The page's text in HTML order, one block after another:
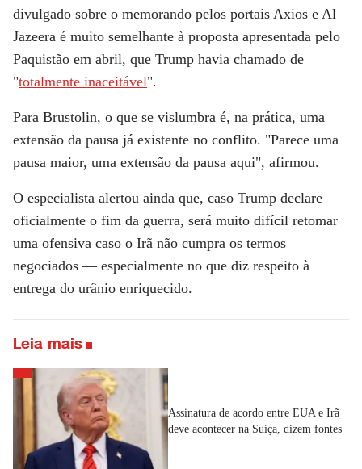
divulgado sobre o memorando pelos portais Axios e Al
Jazeera é muito semelhante à proposta apresentada pelo
Paquistão em abril, que Trump havia chamado de
"totalmente inaceitável".
Para Brustolin, o que se vislumbra é, na prática, uma
extensão da pausa já existente no conflito. "Parece uma
pausa maior, uma extensão da pausa aqui", afirmou.
O especialista alertou ainda que, caso Trump declare
oficialmente o fim da guerra, será muito difícil retomar
uma ofensiva caso o Irã não cumpra os termos
negociados — especialmente no que diz respeito à
entrega do urânio enriquecido.
Leia mais
Assinatura de acordo entre EUA e Irã
deve acontecer na Suíça, dizem fontes